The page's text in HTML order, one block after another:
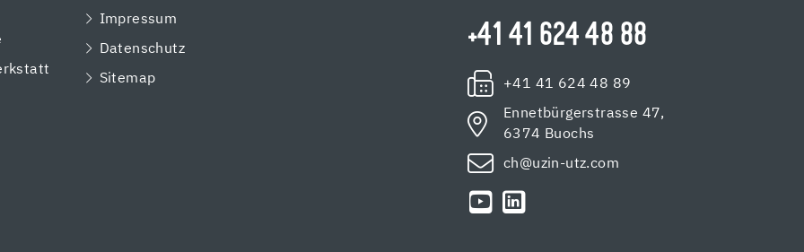
Impressum
Datenschutz
Sitemap
+41 41 624 48 88
+41 41 624 48 89
Ennetbürgerstrasse 47,
6374 Buochs
ch@uzin-utz.com